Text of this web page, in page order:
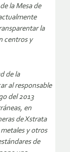
la Mesa de
la
centros y
de la
al responsable
del 2013
en
de Xstrata
y otros
de